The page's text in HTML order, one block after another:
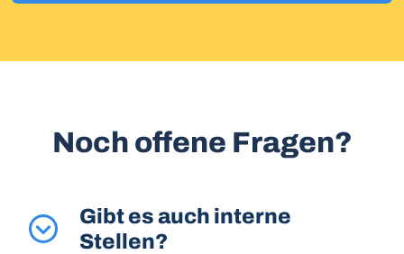
Noch offene Fragen?
Gibt es auch interne
Stellen?